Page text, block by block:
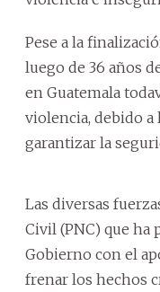
Pese a la
luego de 36 años
en Guatemala
violencia, debido a
garantizar la
Las diversas
Civil (PNC) que ha
Gobierno con el
frenar los hechos